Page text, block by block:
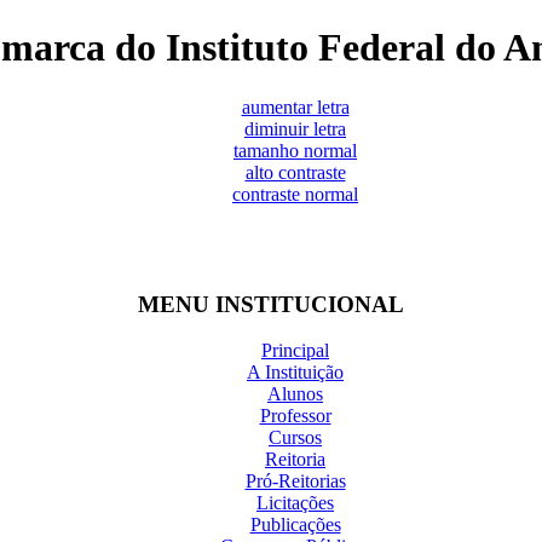
do Instituto Federal do
aumentar letra
diminuir letra
tamanho normal
alto contraste
contraste normal
MENU INSTITUCIONAL
Principal
A Instituição
Alunos
Professor
Cursos
Reitoria
Pró-Reitorias
Licitações
Publicações